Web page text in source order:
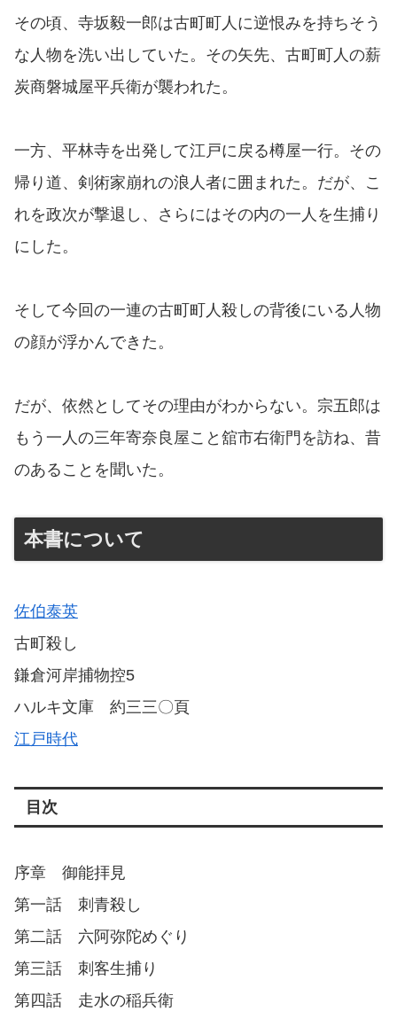
その頃、寺坂毅一郎は古町町人に逆恨みを持ちそう
な人物を洗い出していた。その矢先、古町町人の薪
炭商磐城屋平兵衛が襲われた。
一方、平林寺を出発して江戸に戻る樽屋一行。その
帰り道、剣術家崩れの浪人者に囲まれた。だが、こ
れを政次が撃退し、さらにはその内の一人を生捕り
にした。
そして今回の一連の古町町人殺しの背後にいる人物
の顔が浮かんできた。
だが、依然としてその理由がわからない。宗五郎は
もう一人の三年寄奈良屋こと舘市右衛門を訪ね、昔
のあることを聞いた。
本書について
佐伯泰英
古町殺し
鎌倉河岸捕物控5
ハルキ文庫 約三三〇頁
江戸時代
目次
序章 御能拝見
第一話 刺青殺し
第二話 六阿弥陀めぐり
第三話 刺客生捕り
第四話 走水の稲兵衛